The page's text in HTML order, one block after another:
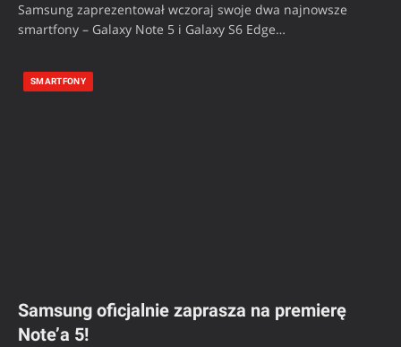
Samsung zaprezentował wczoraj swoje dwa najnowsze
smartfony – Galaxy Note 5 i Galaxy S6 Edge…
SMARTFONY
Samsung oficjalnie zaprasza na premierę
Note’a 5!